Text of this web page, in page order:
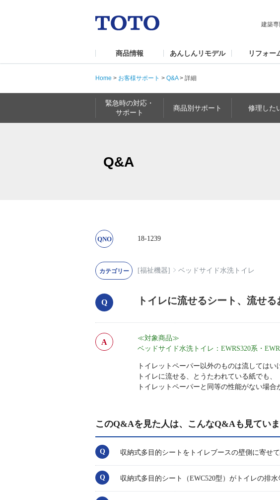
建築
商品情報 あんしんリモデル リフォー
Home > お客様サポート > Q&A> 詳細
緊急時の対応・
サポート
商品別サポート 修理した
Q&A
18-1239
[福祉機器] ベッドサイド水洗トイレ
トイレに流せるシート、流せ
≪対象商品≫
ベッドサイド水洗トイレ：EWRS320系・
トイレットペーパー以外のものは流してはい
トイレに流せる、とうたわれている紙でも、
トイレットペーパーと同等の性能がない場
このQ&Aを見た人は、こんなQ&Aも見てい
収納式多目的シートをトイレブースの壁側に寄せ
収納式多目的シート（EWC520型）がトイレの排